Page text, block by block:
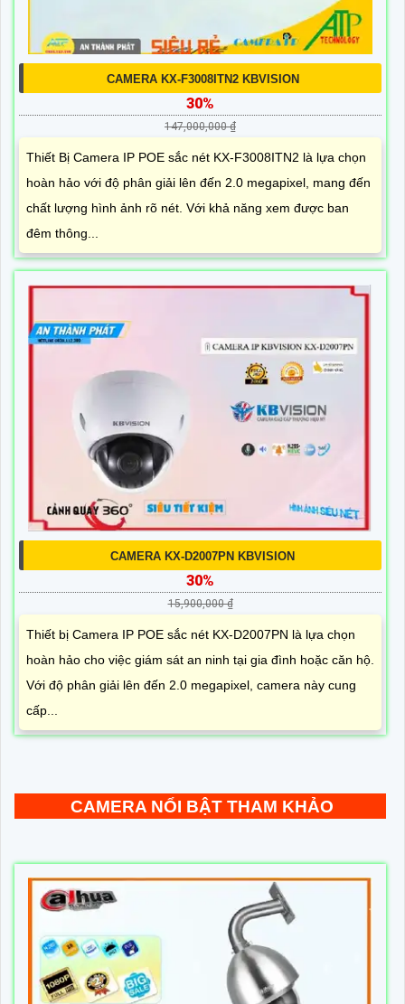
CAMERA KX-F3008ITN2 KBVISION
30%
147,000,000 ₫
Thiết Bị Camera IP POE sắc nét KX-F3008ITN2 là lựa chọn
hoàn hảo với độ phân giải lên đến 2.0 megapixel, mang đến
chất lượng hình ảnh rõ nét. Với khả năng xem được ban
đêm thông...
CAMERA KX-D2007PN KBVISION
30%
15,900,000 ₫
Thiết bị Camera IP POE sắc nét KX-D2007PN là lựa chọn
hoàn hảo cho việc giám sát an ninh tại gia đình hoặc căn hộ.
Với độ phân giải lên đến 2.0 megapixel, camera này cung
cấp...
CAMERA NỔI BẬT THAM KHẢO